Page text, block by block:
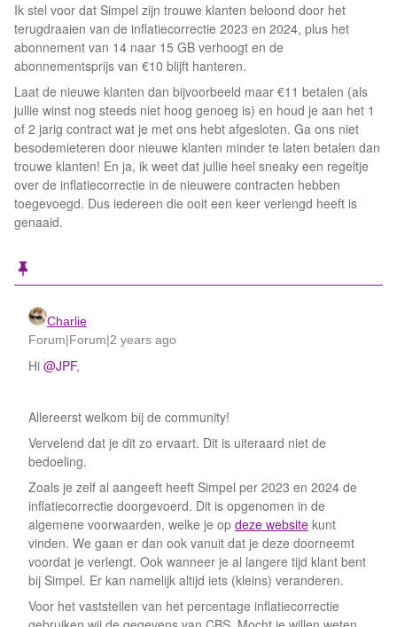
Ik stel voor dat Simpel zijn trouwe klanten beloond door het
terugdraaien van de inflatiecorrectie 2023 en 2024, plus het
abonnement van 14 naar 15 GB verhoogt en de
abonnementsprijs van €10 blijft hanteren.
Laat de nieuwe klanten dan bijvoorbeeld maar €11 betalen (als
jullie winst nog steeds niet hoog genoeg is) en houd je aan het 1
of 2 jarig contract wat je met ons hebt afgesloten. Ga ons niet
besodemieteren door nieuwe klanten minder te laten betalen dan
trouwe klanten! En ja, ik weet dat jullie heel sneaky een regeltje
over de inflatiecorrectie in de nieuwere contracten hebben
toegevoegd. Dus iedereen die ooit een keer verlengd heeft is
genaaid.
Charlie
Forum|Forum|2 years ago
Hi @JPF,
Allereerst welkom bij de community!
Vervelend dat je dit zo ervaart. Dit is uiteraard niet de
bedoeling.
Zoals je zelf al aangeeft heeft Simpel per 2023 en 2024 de
inflatiecorrectie doorgevoerd. Dit is opgenomen in de
algemene voorwaarden, welke je op deze website kunt
vinden. We gaan er dan ook vanuit dat je deze doorneemt
voordat je verlengt. Ook wanneer je al langere tijd klant bent
bij Simpel. Er kan namelijk altijd iets (kleins) veranderen.
Voor het vaststellen van het percentage inflatiecorrectie